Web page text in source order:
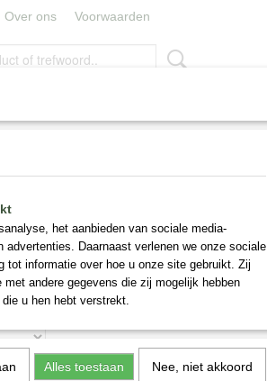
Over ons Voorwaarden
CAPE
het aanbieden van sociale media-
Daarnaast verlenen we onze sociale
tot informatie over hoe u onze site gebruikt. Zij
andere gegevens die zij mogelijk hebben
u hen hebt verstrekt.
Alles toestaan Nee, niet akkoord